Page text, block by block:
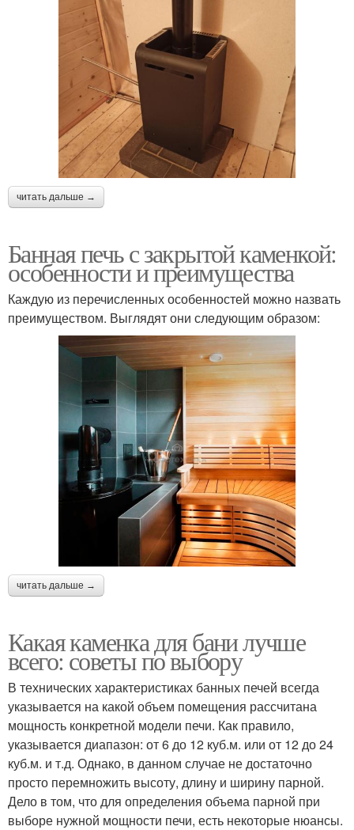
читать дальше →
Банная печь с закрытой каменкой:
особенности и преимущества
Каждую из перечисленных особенностей можно назвать
преимуществом. Выглядят они следующим образом:
читать дальше →
Какая каменка для бани лучше
всего: советы по выбору
В технических характеристиках банных печей всегда
указывается на какой объем помещения рассчитана
мощность конкретной модели печи. Как правило,
указывается диапазон: от 6 до 12 куб.м. или от 12 до 24
куб.м. и т.д. Однако, в данном случае не достаточно
просто перемножить высоту, длину и ширину парной.
Дело в том, что для определения объема парной при
выборе нужной мощности печи, есть некоторые нюансы.